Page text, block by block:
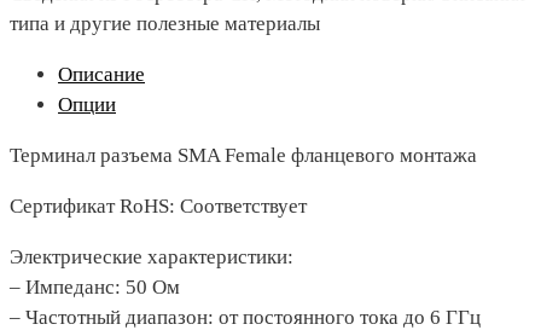
типа и другие полезные материалы
Описание
Опции
Терминал разъема SMA Female фланцевого монтажа
Сертификат RoHS: Соответствует
Электрические характеристики:
– Импеданс: 50 Ом
– Частотный диапазон: от постоянного тока до 6 ГГц